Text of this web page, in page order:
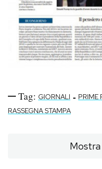
Tag: GIORNALI - PRIME
RASSEGNA STAMPA